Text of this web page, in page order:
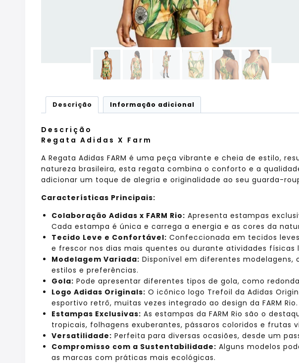
Descrição Informação adicional
Descrição
Regata Adidas X Farm
A Regata Adidas FARM é uma peça vibrante e cheia de estilo,
natureza brasileira, esta regata combina o conforto e a
adicionar um toque de alegria e originalidade ao seu guarda-
Características Principais:
Colaboração Adidas x FARM Rio: Apresenta estampas
Cada estampa é única e carrega a energia e as cores da
Tecido Leve e Confortável: Confeccionada em tecidos
e frescor nos dias mais quentes ou durante atividades físicas
Modelagem Variada: Disponível em diferentes
estilos e preferências.
Gola: Pode apresentar diferentes tipos de gola, como
Logo Adidas Originals: O icônico logo Trefoil da Adidas
esportivo retrô, muitas vezes integrado ao design da FARM Rio.
Estampas Exclusivas: As estampas da FARM Rio são o
tropicais, folhagens exuberantes, pássaros coloridos e frutas
Versatilidade: Perfeita para diversas ocasiões, desde um
Compromisso com a Sustentabilidade: Alguns modelos
as marcas com práticas mais ecológicas.